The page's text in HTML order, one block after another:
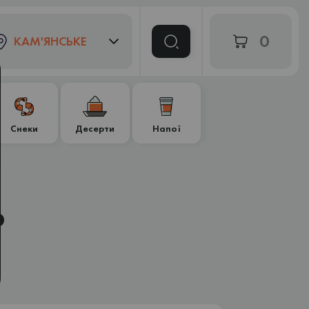
КАМ'ЯНСЬКЕ 0
Снеки Десерти Напої